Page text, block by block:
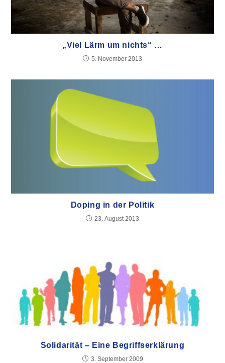
„Viel Lärm um nichts“ …
5. November 2013
Doping in der Politik
23. August 2013
Solidarität – Eine Begriffserklärung
3. September 2009